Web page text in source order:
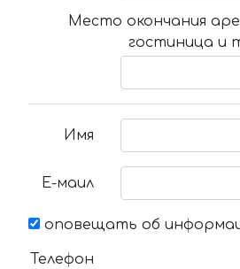
Место окончания
гостиница и
Имя
Е-маил
оповещать об
Телефон